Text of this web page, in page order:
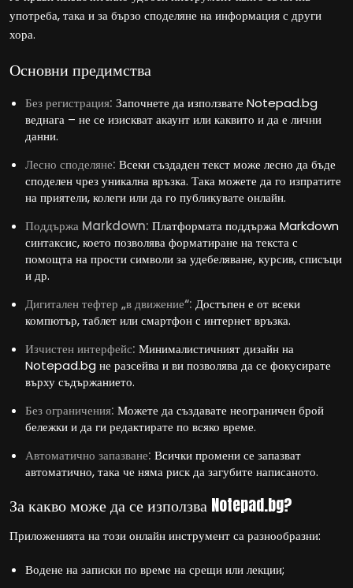
употреба, така и за бързо споделяне на информация с други
хора.
Основни предимства
Без регистрация: Започнете да използвате Notepad.bg
веднага – не се изискват акаунт или каквито и да е лични
данни.
Лесно споделяне: Всеки създаден текст може лесно да бъде
споделен чрез уникална връзка. Така можете да го изпратите
на приятели, колеги или да го публикувате онлайн.
Поддържа Markdown: Платформата поддържа Markdown
синтаксис, което позволява форматиране на текста с
помощта на прости символи за удебеляване, курсив, списъци
и др.
Дигитален тефтер „в движение“: Достъпен е от всеки
компютър, таблет или смартфон с интернет връзка.
Изчистен интерфейс: Минималистичният дизайн на
Notepad.bg не разсейва и ви позволява да се фокусирате
върху съдържанието.
Без ограничения: Можете да създавате неограничен брой
бележки и да ги редактирате по всяко време.
Автоматично запазване: Всички промени се запазват
автоматично, така че няма риск да загубите написаното.
За какво може да се използва Notepad.bg?
Приложенията на този онлайн инструмент са разнообразни:
Водене на записки по време на срещи или лекции;